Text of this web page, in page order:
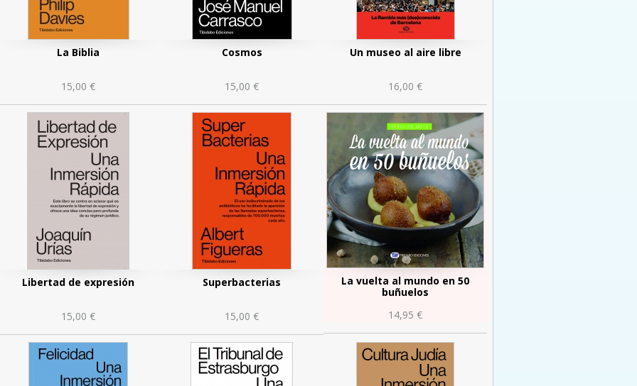
La Biblia
15,00 €
Cosmos
15,00 €
Un museo al aire libre
16,00 €
Libertad de expresión
15,00 €
Superbacterias
15,00 €
La vuelta al mundo en 50
buñuelos
14,95 €